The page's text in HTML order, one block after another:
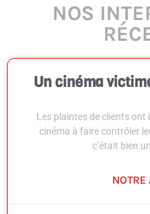
NOS
Un cinéma
Les plaintes de clients ont
cinéma à faire contrôler
c’était bien